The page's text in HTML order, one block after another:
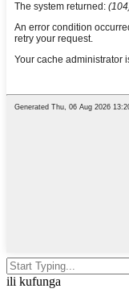
ili kufunga